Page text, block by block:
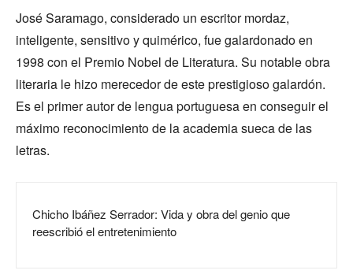
José Saramago, considerado un escritor mordaz,
inteligente, sensitivo y quimérico, fue galardonado en
1998 con el Premio Nobel de Literatura. Su notable obra
literaria le hizo merecedor de este prestigioso galardón.
Es el primer autor de lengua portuguesa en conseguir el
máximo reconocimiento de la academia sueca de las
letras.
Chicho Ibáñez Serrador: Vida y obra del genio que
reescribió el entretenimiento